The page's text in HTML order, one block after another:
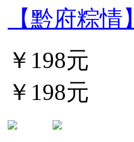
【黔府粽情】
￥198元
￥198元